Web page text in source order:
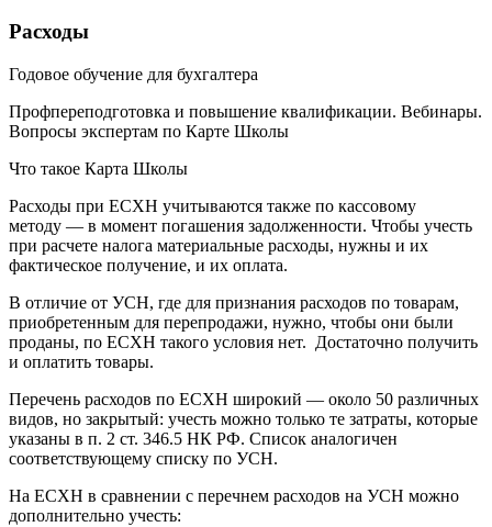
Расходы
Годовое обучение для бухгалтера
Профпереподготовка и повышение квалификации. Вебинары.
Вопросы экспертам по Карте Школы
Что такое Карта Школы
Расходы при ЕСХН учитываются также по кассовому
методу — в момент погашения задолженности. Чтобы учесть
при расчете налога материальные расходы, нужны и их
фактическое получение, и их оплата.
В отличие от УСН, где для признания расходов по товарам,
приобретенным для перепродажи, нужно, чтобы они были
проданы, по ЕСХН такого условия нет. Достаточно получить
и оплатить товары.
Перечень расходов по ЕСХН широкий — около 50 различных
видов, но закрытый: учесть можно только те затраты, которые
указаны в п. 2 ст. 346.5 НК РФ. Список аналогичен
соответствующему списку по УСН.
На ЕСХН в сравнении с перечнем расходов на УСН можно
дополнительно учесть: